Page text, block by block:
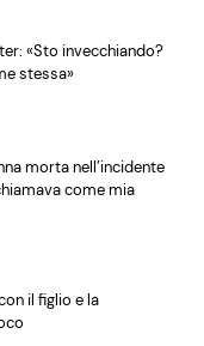
«Sto invecchiando?
stessa»
morta nell’incidente
come mia
il figlio e la